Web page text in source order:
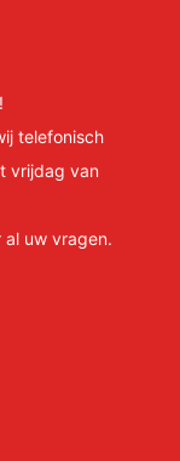
telefonisch
vrijdag van
al uw vragen.